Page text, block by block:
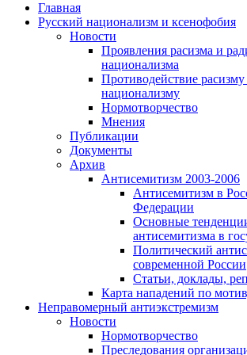
Главная
Русский национализм и ксенофобия
Новости
Проявления расизма и
национализма
Противодействие
национализму
Нормотворчество
Мнения
Публикации
Документы
Архив
Антисемитизм 2003-2006
Антисемитизм в
Федерации
Основные
антисемитизма в
Политический
современной России
Статьи, доклады,
Карта нападений по
Неправомерный антиэкстремизм
Новости
Нормотворчество
Преследования